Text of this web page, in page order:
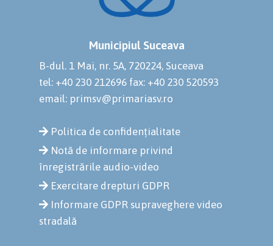
Municipiul Suceava
B-dul. 1 Mai, nr. 5A, 720224, Suceava
tel: +40 230 212696 fax: +40 230 520593
email: primsv@primariasv.ro
Politica de confidențialitate
Notă de informare privind
înregistrările audio-video
Exercitare drepturi GDPR
Informare GDPR supraveghere video
stradală